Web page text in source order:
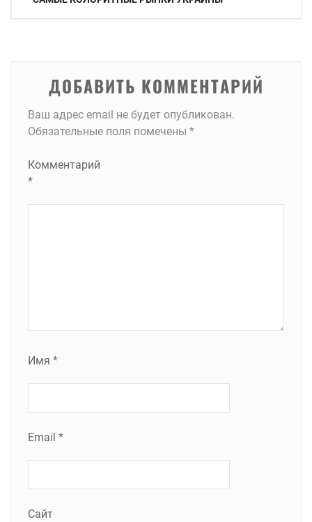
ДОБАВИТЬ КОММЕНТАРИЙ
Ваш адрес email не будет опубликован.
Обязательные поля помечены *
Комментарий
*
Имя *
Email *
Сайт